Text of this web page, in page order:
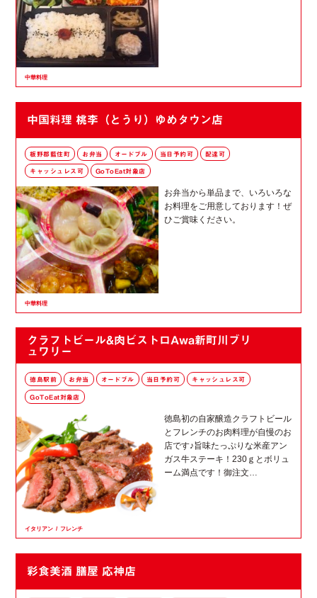
中華料理
中国料理 桃李（とうり）ゆめタウン店
板野郡藍住町 お弁当 オードブル 当日予約可 配達可
キャッシュレス可 GoToEat対象店
お弁当から単品まで、いろいろな
お料理をご用意しております！ぜ
ひご賞味ください。
中華料理
クラフトビール&肉ビストロAwa新町川ブリ
ュワリー
徳島駅前 お弁当 オードブル 当日予約可 キャッシュレス可
GoToEat対象店
徳島初の自家醸造クラフトビール
とフレンチのお肉料理が自慢のお
店です♪旨味たっぷりな米産アン
ガス牛ステーキ！230ｇとボリュ
ーム満点です！御注文…
イタリアン フレンチ
彩食美酒 膳屋 応神店